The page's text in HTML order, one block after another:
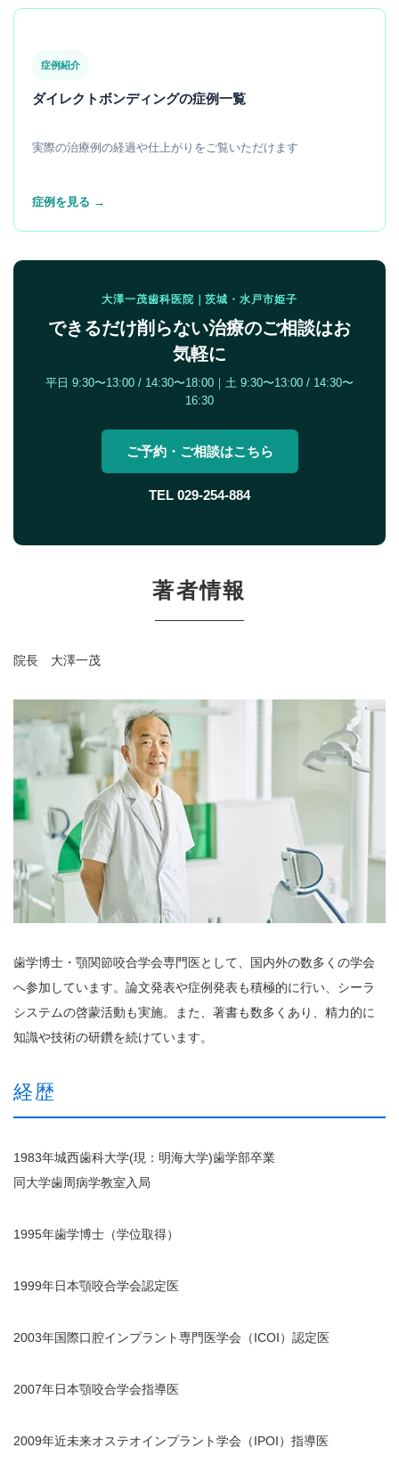
症例紹介
ダイレクトボンディングの症例一覧
実際の治療例の経過や仕上がりをご覧いただけます
症例を見る →
大澤一茂歯科医院｜茨城・水戸市姫子
できるだけ削らない治療のご相談はお
気軽に
平日 9:30〜13:00 / 14:30〜18:00｜土 9:30〜13:00 / 14:30〜
16:30
ご予約・ご相談はこちら
TEL 029-254-884
著者情報
院長 大澤一茂
歯学博士・顎関節咬合学会専門医として、国内外の数多くの学会
へ参加しています。論文発表や症例発表も積極的に行い、シーラ
システムの啓蒙活動も実施。また、著書も数多くあり、精力的に
知識や技術の研鑽を続けています。
経歴
1983年城西歯科大学(現：明海大学)歯学部卒業
同大学歯周病学教室入局
1995年歯学博士（学位取得）
1999年日本顎咬合学会認定医
2003年国際口腔インプラント専門医学会（ICOI）認定医
2007年日本顎咬合学会指導医
2009年近未来オステオインプラント学会（IPOI）指導医